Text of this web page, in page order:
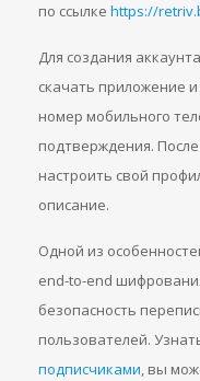
по ссылке https://
Для создания
скачать приложение
номер мобильного
подтверждения.
настроить свой
описание.
Одной из
end-to-end
безопасность
пользователей.
подписчиками, вы